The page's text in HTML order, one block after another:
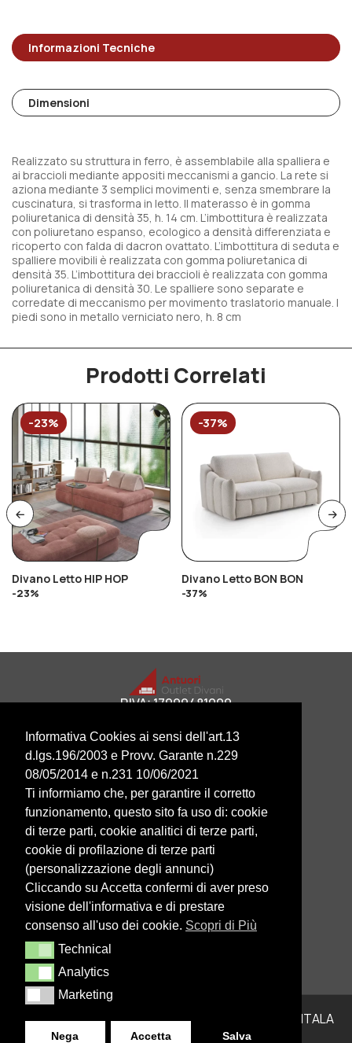
Informativa Cookies ai sensi dell'art.13
d.lgs.196/2003 e Provv. Garante n.229
08/05/2014 e n.231 10/06/2021
Ti informiamo che, per garantire il corretto
funzionamento, questo sito fa uso di: cookie
di terze parti, cookie analitici di terze parti,
cookie di profilazione di terze parti
(personalizzazione degli annunci)
Cliccando su Accetta confermi di aver preso
visione dell'informativa e di prestare
consenso all'uso dei cookie. Scopri di Più
TechnicalTechnical
AnalyticsAnalytics
MarketingMarketing
Nega Accetta Salva
Informazioni Tecniche
Dimensioni
Realizzato su struttura in ferro, è assemblabile alla spalliera e
ai braccioli mediante appositi meccanismi a gancio. La rete si
aziona mediante 3 semplici movimenti e, senza smembrare la
cuscinatura, si trasforma in letto. Il materasso è in gomma
poliuretanica di densità 35, h. 14 cm. L’imbottitura è realizzata
con poliuretano espanso, ecologico a densità differenziata e
ricoperto con falda di dacron ovattato. L’imbottitura di seduta e
spalliere movibili è realizzata con gomma poliuretanica di
densità 35. L’imbottitura dei braccioli è realizzata con gomma
poliuretanica di densità 30. Le spalliere sono separate e
corredate di meccanismo per movimento traslatorio manuale. I
piedi sono in metallo verniciato nero, h. 8 cm
Prodotti Correlati
-23%
Divano Letto HIP HOP
-23%
-37%
Divano Letto BON BON
-37%
P.IVA: 17999481009
DIVANI LETTO
DIVANI
POLTRONE RELAX
HOME
CONTATTI
CHI SIAMO
BLOG
PRIVACY POLICY
COOKIE POLICY
06 3838 4407
Lunedì
Domenica
Antuori Outlet del Divano –Realizzazione siti web ITALA